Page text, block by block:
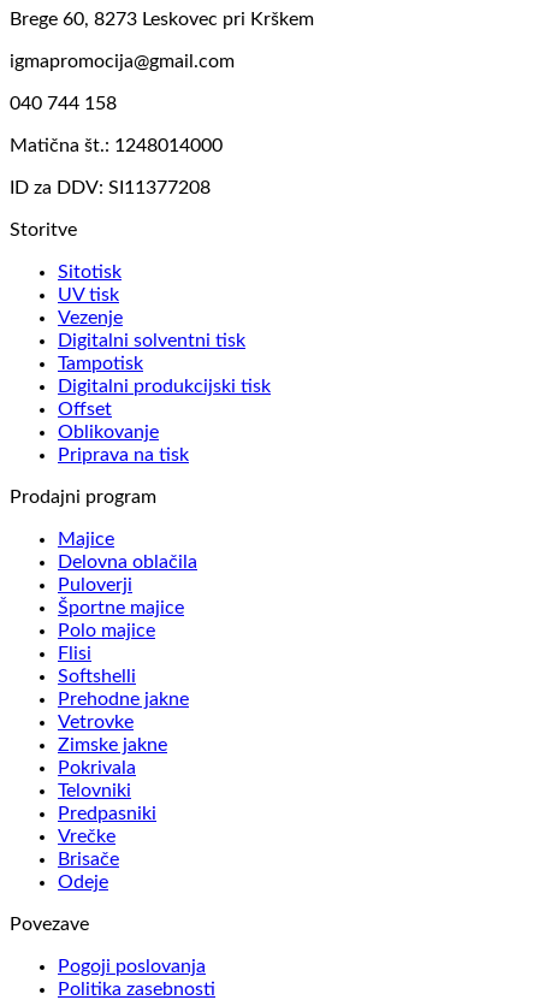
Brege 60, 8273 Leskovec pri Krškem
igmapromocija@gmail.com
040 744 158
Matična št.: 1248014000
ID za DDV: SI11377208
Storitve
Sitotisk
UV tisk
Vezenje
Digitalni solventni tisk
Tampotisk
Digitalni produkcijski tisk
Offset
Oblikovanje
Priprava na tisk
Prodajni program
Majice
Delovna oblačila
Puloverji
Športne majice
Polo majice
Flisi
Softshelli
Prehodne jakne
Vetrovke
Zimske jakne
Pokrivala
Telovniki
Predpasniki
Vrečke
Brisače
Odeje
Povezave
Pogoji poslovanja
Politika zasebnosti